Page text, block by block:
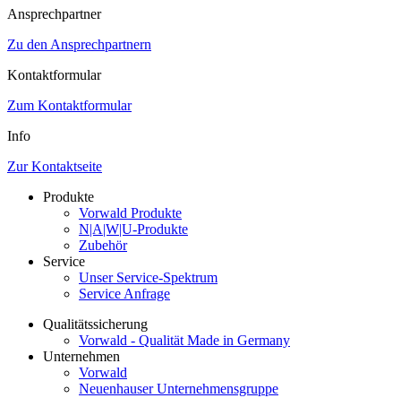
Ansprechpartner
Zu den Ansprechpartnern
Kontaktformular
Zum Kontaktformular
Info
Zur Kontaktseite
Produkte
Vorwald Produkte
N|A|W|U-Produkte
Zubehör
Service
Unser Service-Spektrum
Service Anfrage
Qualitätssicherung
Vorwald - Qualität Made in Germany
Unternehmen
Vorwald
Neuenhauser Unternehmensgruppe